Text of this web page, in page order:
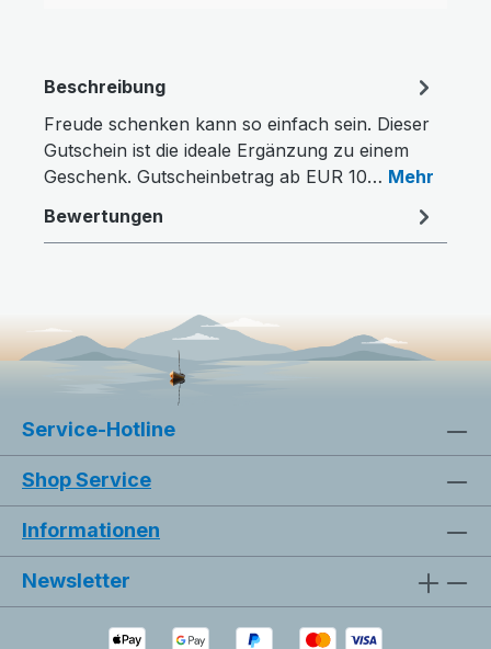
Beschreibung
Freude schenken kann so einfach sein. Dieser
Gutschein ist die ideale Ergänzung zu einem
Geschenk. Gutscheinbetrag ab EUR 10… Mehr
Bewertungen
Service-Hotline
Shop Service
Informationen
Newsletter
Animationen stoppen Überschriften hervorheben
Großer Cursor